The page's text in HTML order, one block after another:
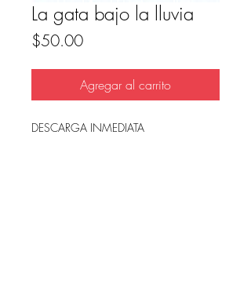
La gata bajo la lluvia
$50.00Precio
Agregar al carrito
DESCARGA INMEDIATA